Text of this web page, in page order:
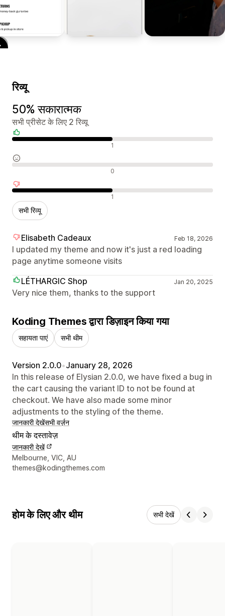
रिव्यू
50% सकारात्मक
सभी प्रीसेट के लिए 2 रिव्यू
1
0
1
सभी रिव्यू
Elisabeth Cadeaux Feb 18, 2026
I updated my theme and now it's just a red loading
page anytime someone visits
LÉTHARGIC Shop
Jan 20, 2025
Very nice them, thanks to the support
Koding Themes द्वारा डिज़ाइन किया गया
सहायता पाएं सभी थीम
Version 2.0.0•January 28, 2026
In this release of Elysian 2.0.0, we have fixed a bug in
the cart causing the variant ID to not be found at
checkout. We have also made some minor
adjustments to the styling of the theme.
जानकारी देखेंसभी वर्ज़न
थीम के दस्तावेज़
जानकारी देखें
डिज़ाइनर के संपर्क की जानकारी
Melbourne, VIC, AU
themes@kodingthemes.com
होम के लिए और थीम सभी देखें